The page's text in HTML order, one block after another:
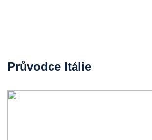
Průvodce Itálie